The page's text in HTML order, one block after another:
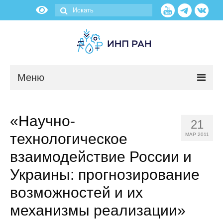
Меню
О нас
Об институте
Научные подразделения
Администрация
21
МАР 2011
«Научно-
технологическое
взаимодействие России и
Украины: прогнозирование
возможностей и их
механизмы реализации»